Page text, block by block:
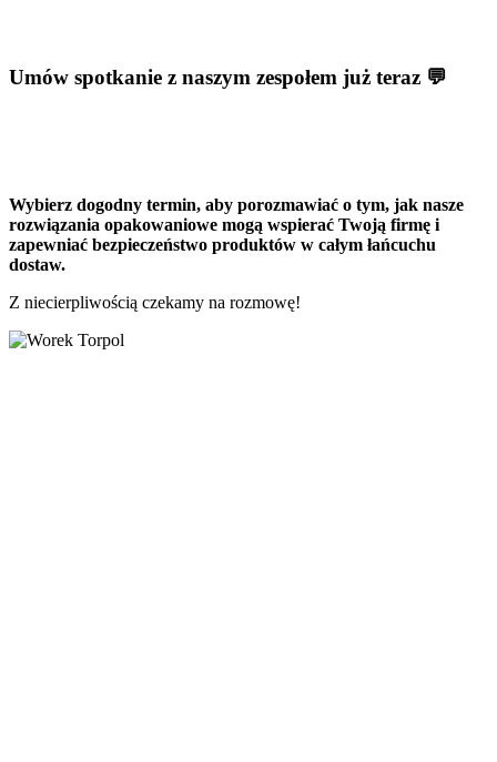
Umów spotkanie z naszym zespołem już teraz 💬​
Wybierz dogodny termin, aby porozmawiać o tym, jak nasze
rozwiązania opakowaniowe mogą wspierać Twoją firmę i
zapewniać bezpieczeństwo produktów w całym łańcuchu
dostaw.
Z niecierpliwością czekamy na rozmowę!